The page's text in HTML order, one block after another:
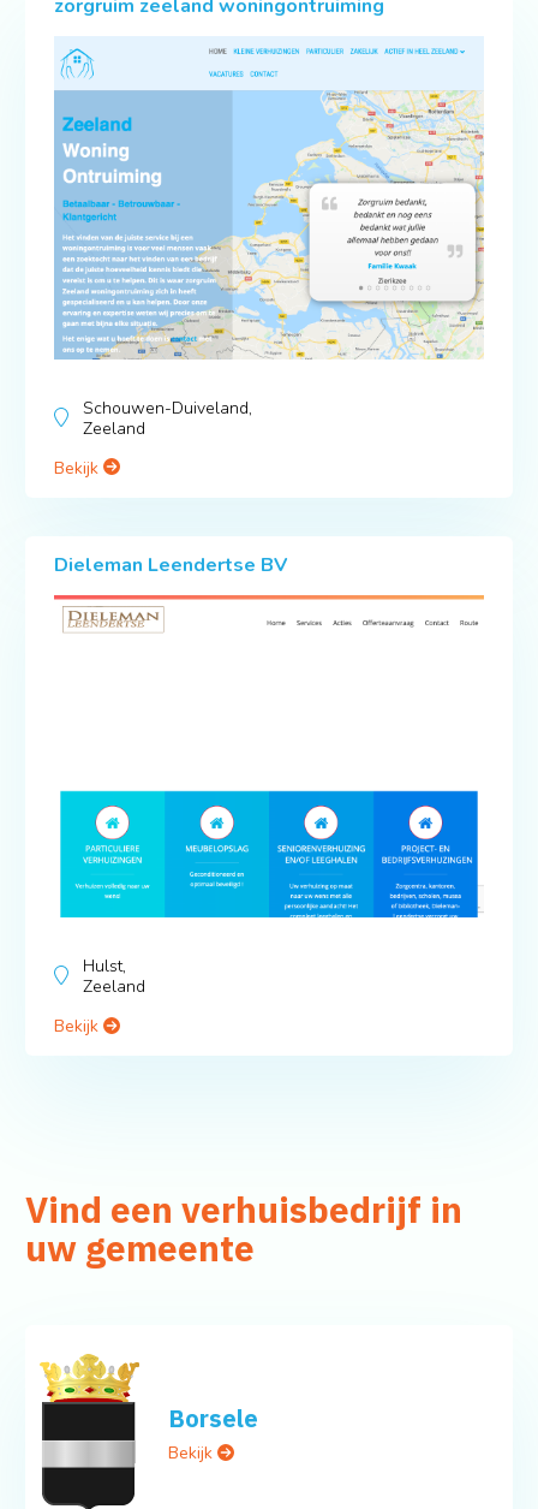
zorgruim zeeland woningontruiming
Schouwen-Duiveland,
Zeeland
Bekijk
Dieleman Leendertse BV
Hulst,
Zeeland
Bekijk
Vind een verhuisbedrijf in
uw gemeente
Borsele
Bekijk